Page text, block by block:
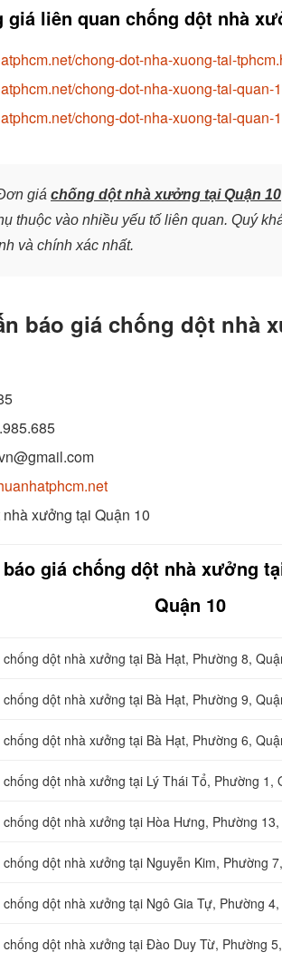
giá liên quan chống dột nhà
chong-dot-nha-xuong-tai-
chong-dot-nha-xuong-tai-quan-
chong-dot-nha-xuong-tai-quan-
giá chống dột nhà xưởng tại Quận 10
thuộc vào nhiều yếu tố liên quan. Quý
và chính xác nhất.
báo giá chống dột nhà
xưởng tại Quận 10
giá chống dột nhà xưởng
Quận 10
dột nhà xưởng tại Bà Hạt, Phường 8,
dột nhà xưởng tại Bà Hạt, Phường 9,
dột nhà xưởng tại Bà Hạt, Phường 6,
dột nhà xưởng tại Lý Thái Tổ, Phường 1,
dột nhà xưởng tại Hòa Hưng, Phường
dột nhà xưởng tại Nguyễn Kim, Phường
dột nhà xưởng tại Ngô Gia Tự, Phường
dột nhà xưởng tạiĐào Duy Từ, Phường